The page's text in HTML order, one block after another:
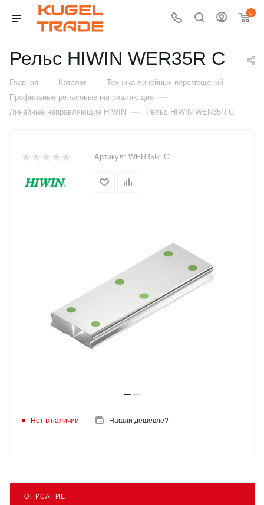
0
Рельс HIWIN WER35R C
Главная — Каталог — Техника линейных перемещений —
Профильные рельсовые направляющие —
Линейные направляющие HIWIN — Рельс HIWIN WER35R C
Артикул: WER35R_C
Нет в наличии Нашли дешевле?
ОПИСАНИЕ